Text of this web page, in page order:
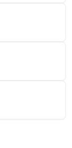
kazanımlar